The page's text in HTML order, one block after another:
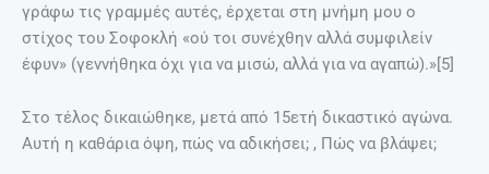
γράφω τις γραμμές αυτές, έρχεται στη μνήμη μου ο
στίχος του Σοφοκλή «ού τοι συνέχθην αλλά συμφιλείν
έφυν» (γεννήθηκα όχι για να μισώ, αλλά για να αγαπώ).»[5]
Στο τέλος δικαιώθηκε, μετά από 15ετή δικαστικό αγώνα.
Αυτή η καθάρια όψη, πώς να αδικήσει; , Πώς να βλάψει;